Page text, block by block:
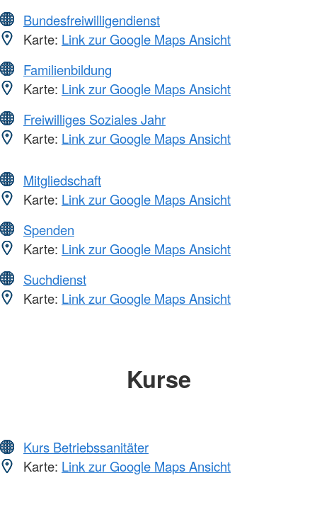
Bundesfreiwilligendienst
Karte: Link zur Google Maps Ansicht
Familienbildung
Karte: Link zur Google Maps Ansicht
Freiwilliges Soziales Jahr
Karte: Link zur Google Maps Ansicht
Mitgliedschaft
Karte: Link zur Google Maps Ansicht
Spenden
Karte: Link zur Google Maps Ansicht
Suchdienst
Karte: Link zur Google Maps Ansicht
Kurse
Kurs Betriebssanitäter
Karte: Link zur Google Maps Ansicht